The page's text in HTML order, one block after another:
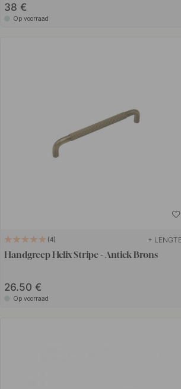
38 €
Op voorraad
4 +
Handgreep Helix Stripe - Antiek Brons
26.50 €
Op voorraad